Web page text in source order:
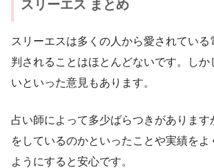
スリーエス まとめ
スリーエスは多くの人から愛されてい
判されることはほとんどないです。しか
いといった意見もあります。
占い師によって多少ばらつきがあります
をしているのかといったことや実績をよ
ようにすると安心です。